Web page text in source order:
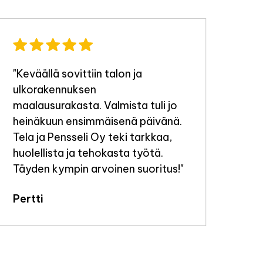
"Keväällä sovittiin talon ja
ulkorakennuksen
maalausurakasta. Valmista tuli jo
heinäkuun ensimmäisenä päivänä.
Tela ja Pensseli Oy teki tarkkaa,
huolellista ja tehokasta työtä.
Täyden kympin arvoinen suoritus!"
Pertti